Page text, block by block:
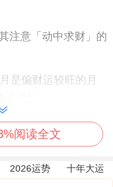
注意「动中求财」的
是偏财运较旺的月
老板就分享过亲身经
茶饮品牌加盟；因冲
紧张~后来也调整步
为安。
阅读全文
2026运势 十年大运